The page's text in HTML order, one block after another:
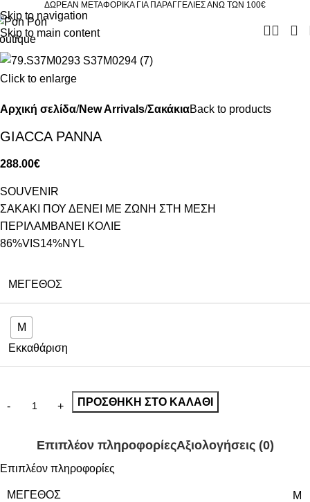
Skip to navigation
Skip to main content
ΔΩΡΕΑΝ ΜΕΤΑΦΟΡΙΚΑ ΓΙΑ ΠΑΡΑΓΓΕΛΙΕΣ ΑΝΩ ΤΩΝ 100€
Click to enlarge
Αρχική σελίδα New Arrivals ΣακάκιαBack to products
GIACCA PANNA
288.00€
SOUVENIR
ΣΑΚΑΚΙ ΠΟΥ ΔΕΝΕΙ ΜΕ ΖΩΝΗ ΣΤΗ ΜΕΣΗ
ΠΕΡΙΛΑΜΒΑΝΕΙ ΚΟΛΙΕ
86%VIS14%NYL
ΜΈΓΕΘΟΣ
M
Εκκαθάριση
ΠΡΟΣΘΉΚΗ ΣΤΟ ΚΑΛΆΘΙ
Επιπλέον πληροφορίεςΑξιολογήσεις (0)
Επιπλέον πληροφορίες
ΜΈΓΕΘΟΣ M